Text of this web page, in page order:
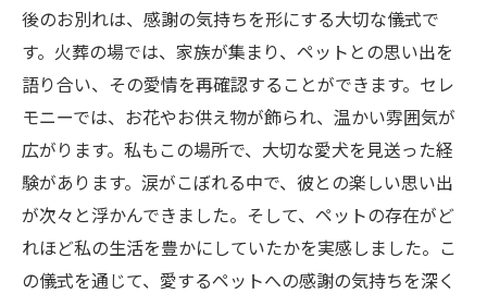
後のお別れは、感謝の気持ちを形にする大切な儀式で
す。火葬の場では、家族が集まり、ペットとの思い出を
語り合い、その愛情を再確認することができます。セレ
モニーでは、お花やお供え物が飾られ、温かい雰囲気が
広がります。私もこの場所で、大切な愛犬を見送った経
験があります。涙がこぼれる中で、彼との楽しい思い出
が次々と浮かんできました。そして、ペットの存在がど
れほど私の生活を豊かにしていたかを実感しました。こ
の儀式を通じて、愛するペットへの感謝の気持ちを深く